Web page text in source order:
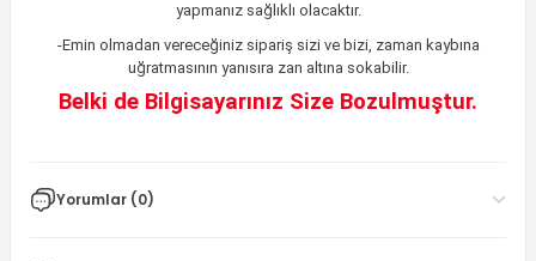
yapmanız sağlıklı olacaktır.
-Emin olmadan vereceğiniz sipariş sizi ve bizi, zaman kaybına
uğratmasının yanısıra zan altına sokabilir.
Belki de Bilgisayarınız Size Bozulmuştur.
Yorumlar (0)